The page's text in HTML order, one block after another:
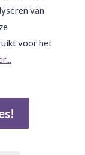
van
voor het